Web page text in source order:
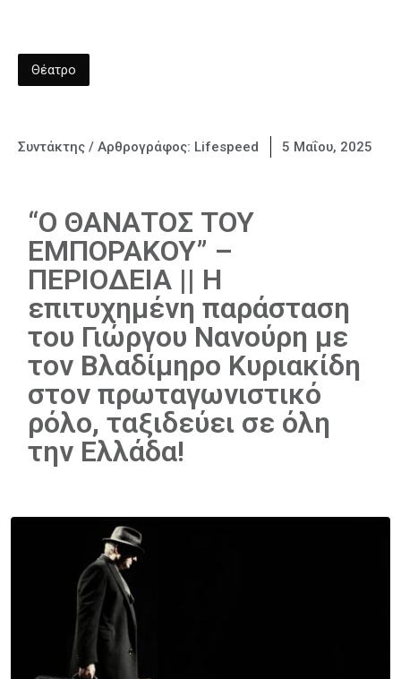
Θέατρο
Συντάκτης / Αρθρογράφος: Lifespeed 5 Μαΐου, 2025
“Ο ΘΑΝΑΤΟΣ ΤΟΥ
ΕΜΠΟΡΑΚΟΥ” –
ΠΕΡΙΟΔΕΙΑ || Η
επιτυχημένη παράσταση
του Γιώργου Νανούρη με
τον Βλαδίμηρο Κυριακίδη
στον πρωταγωνιστικό
ρόλο, ταξιδεύει σε όλη
την Ελλάδα!